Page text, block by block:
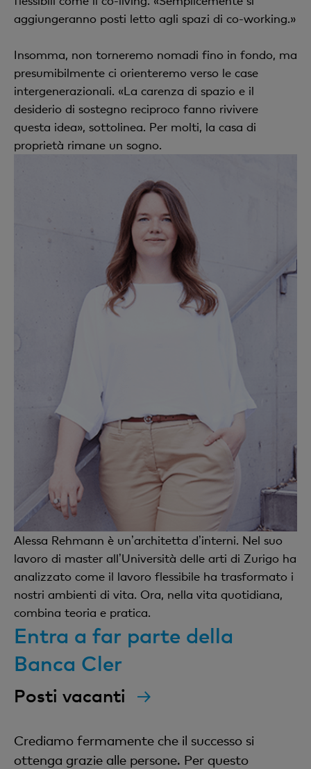
aggiungeranno posti letto agli spazi di co-working.»
Insomma, non torneremo nomadi fino in fondo, ma
presumibilmente ci orienteremo verso le case
intergenerazionali. «La carenza di spazio e il
desiderio di sostegno reciproco fanno rivivere
questa idea», sottolinea. Per molti, la casa di
proprietà rimane un sogno.
Alessa Rehmann è unʼarchitetta dʼinterni. Nel suo
lavoro di master allʼUniversità delle arti di Zurigo ha
analizzato come il lavoro flessibile ha trasformato i
nostri ambienti di vita. Ora, nella vita quotidiana,
combina teoria e pratica.
Entra a far parte della
Banca Cler
Posti vacanti
Crediamo fermamente che il successo si
ottenga grazie alle persone. Per questo